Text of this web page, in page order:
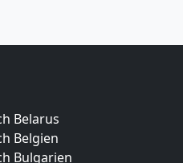
Belarus
Belgien
Bulgarien